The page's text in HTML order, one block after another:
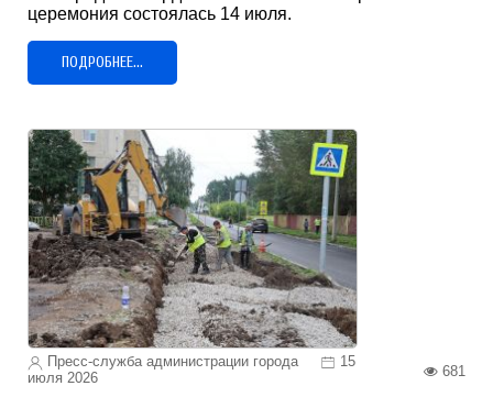
церемония состоялась 14 июля.
ПОДРОБНЕЕ...
Пресс-служба администрации города
15
июля 2026
681